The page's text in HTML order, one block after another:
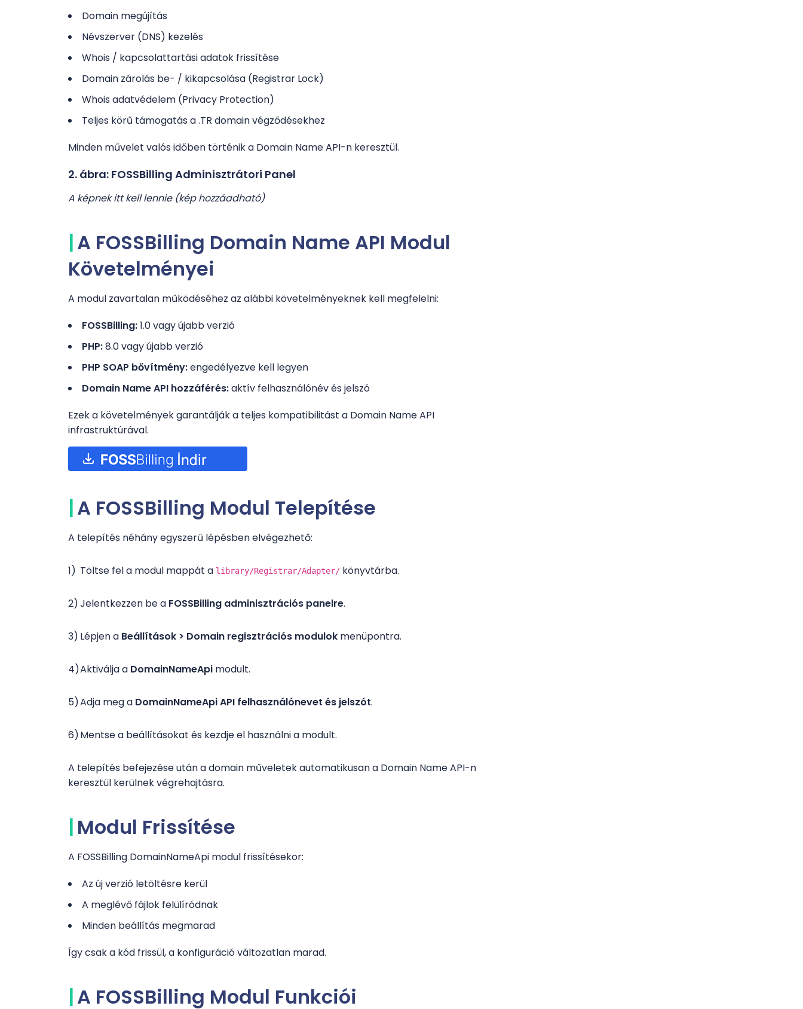
Domain megújítás
Névszerver (DNS) kezelés
Whois / kapcsolattartási adatok frissítése
Domain zárolás be- / kikapcsolása (Registrar Lock)
Whois adatvédelem (Privacy Protection)
Teljes körű támogatás a .TR domain végződésekhez
Minden művelet valós időben történik a Domain Name API-n keresztül.
2. ábra: FOSSBilling Adminisztrátori Panel
A képnek itt kell lennie (kép hozzáadható)
A FOSSBilling Domain Name API Modul
Követelményei
A modul zavartalan működéséhez az alábbi követelményeknek kell megfelelni:
FOSSBilling:1.0 vagy újabb verzió
PHP:8.0 vagy újabb verzió
PHP SOAP bővítmény:engedélyezve kell legyen
Domain Name API hozzáférés:aktív felhasználónév és jelszó
Ezek a követelmények garantálják a teljes kompatibilitást a Domain Name API
infrastruktúrával.
A FOSSBilling Modul Telepítése
A telepítés néhány egyszerű lépésben elvégezhető:
Töltse fel a modul mappát a library/Registrar/Adapter/ könyvtárba.
Jelentkezzen be a FOSSBilling adminisztrációs panelre.
Lépjen a Beállítások > Domain regisztrációs modulok menüpontra.
Aktiválja a DomainNameApi modult.
Adja meg a DomainNameApi API felhasználónevet és jelszót.
Mentse a beállításokat és kezdje el használni a modult.
A telepítés befejezése után a domain műveletek automatikusan a Domain Name API-n
keresztül kerülnek végrehajtásra.
Modul Frissítése
A FOSSBilling DomainNameApi modul frissítésekor:
Az új verzió letöltésre kerül
A meglévő fájlok felülíródnak
Minden beállítás megmarad
Így csak a kód frissül, a konfiguráció változatlan marad.
A FOSSBilling Modul Funkciói